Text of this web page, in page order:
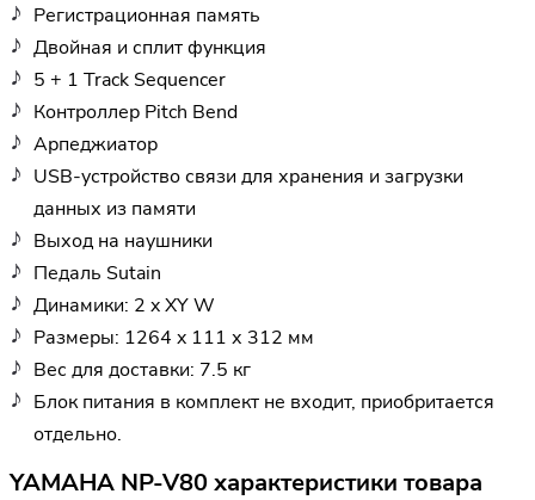
Регистрационная память
Двойная и сплит функция
5 + 1 Track Sequencer
Контроллер Pitch Bend
Арпеджиатор
USB-устройство связи для хранения и загрузки
данных из памяти
Выход на наушники
Педаль Sutain
Динамики: 2 x XY W
Размеры: 1264 x 111 х 312 мм
Вес для доставки: 7.5 кг
Блок питания в комплект не входит, приобритается
отдельно.
YAMAHA NP-V80 характеристики товара